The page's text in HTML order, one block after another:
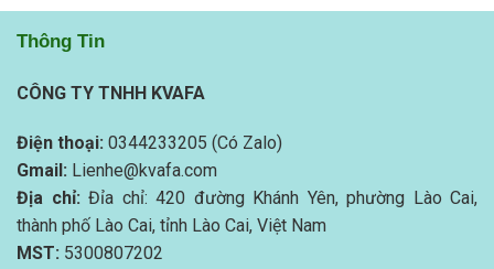
Thông Tin
CÔNG TY TNHH KVAFA
Điện thoại: 0344233205 (Có Zalo)
Gmail: Lienhe@kvafa.com
Địa chỉ: Đỉa chỉ: 420 đường Khánh Yên, phường Lào Cai,
thành phố Lào Cai, tỉnh Lào Cai, Việt Nam
MST: 5300807202